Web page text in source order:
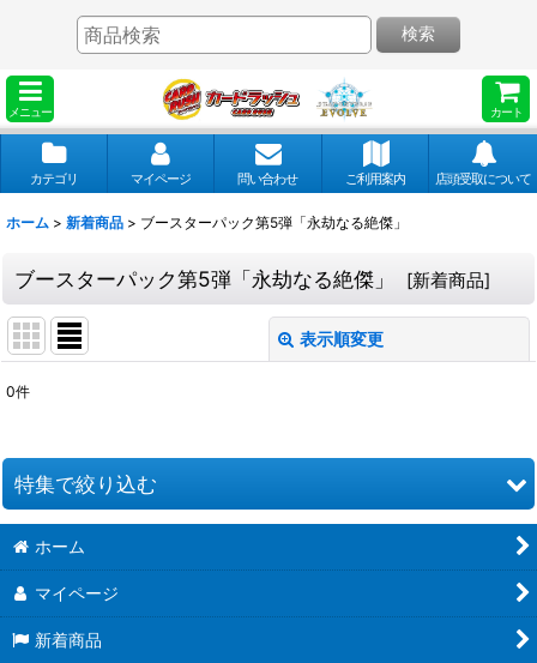
メニュー カート
検索
カテゴリ マイページ 問い合わせ ご利用案内 店頭受取について
ホーム > 新着商品 > ブースターパック第5弾「永劫なる絶傑」
ブースターパック第5弾「永劫なる絶傑」 [新着商品]
表示順変更
並び順 :
0件
特集で絞り込む
ブースターパック第21弾「Academy Royale/アカデミー・ロワ
イヤル」
ブースターパック第20弾「絶傑を継ぐ者」
ホーム
マイページ
新着商品